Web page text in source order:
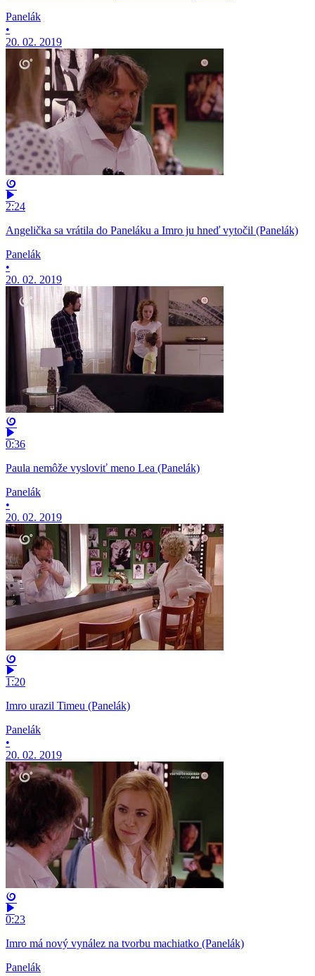
Panelák
•
20. 02. 2019
2:24
Angelička sa vrátila do Paneláku a Imro ju hneď vytočil (Panelák)
Panelák
•
20. 02. 2019
0:36
Paula nemôže vysloviť meno Lea (Panelák)
Panelák
•
20. 02. 2019
1:20
Imro urazil Timeu (Panelák)
Panelák
•
20. 02. 2019
0:23
Imro má nový vynález na tvorbu machiatko (Panelák)
Panelák